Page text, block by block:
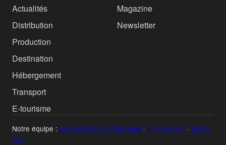
Actualités
Distribution
Production
Destination
Hébergement
Transport
E-tourisme
Magazine
Newsletter
Notre équipe : Le Quotidien du Tourisme · Tour Hebdo · Bus &
Car